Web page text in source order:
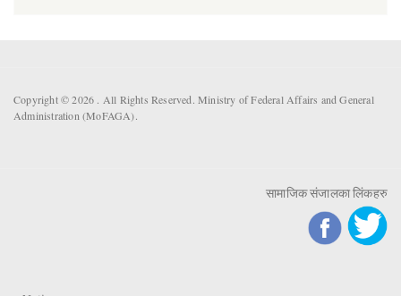
Copyright © 2026 . All Rights Reserved. Ministry of Federal Affairs and General
Administration (MoFAGA).
सामाजिक संजालका लिंकहरु